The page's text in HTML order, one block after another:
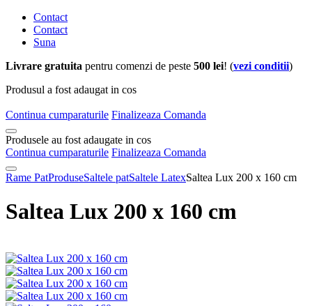
Contact
Contact
Suna
Livrare gratuita pentru comenzi de peste 500 lei! (vezi conditii)
Produsul a fost adaugat in cos
Continua cumparaturile Finalizeaza Comanda
Produsele au fost adaugate in cos
Continua cumparaturile Finalizeaza Comanda
Rame PatProduseSaltele patSaltele LatexSaltea Lux 200 x 160 cm
Saltea Lux 200 x 160 cm